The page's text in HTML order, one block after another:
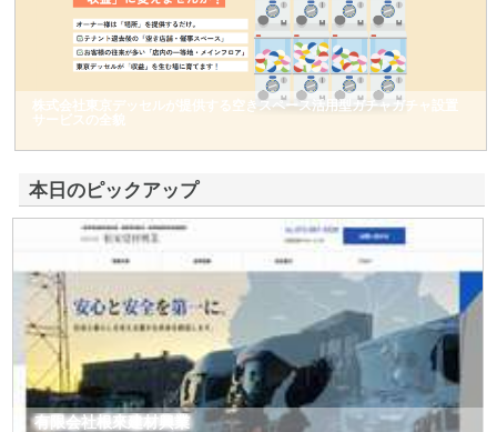
株式会社東京デッセルが提供する空きスペース活用型ガチャガチャ設置
サービスの全貌
本日のピックアップ
有限会社根來建材興業